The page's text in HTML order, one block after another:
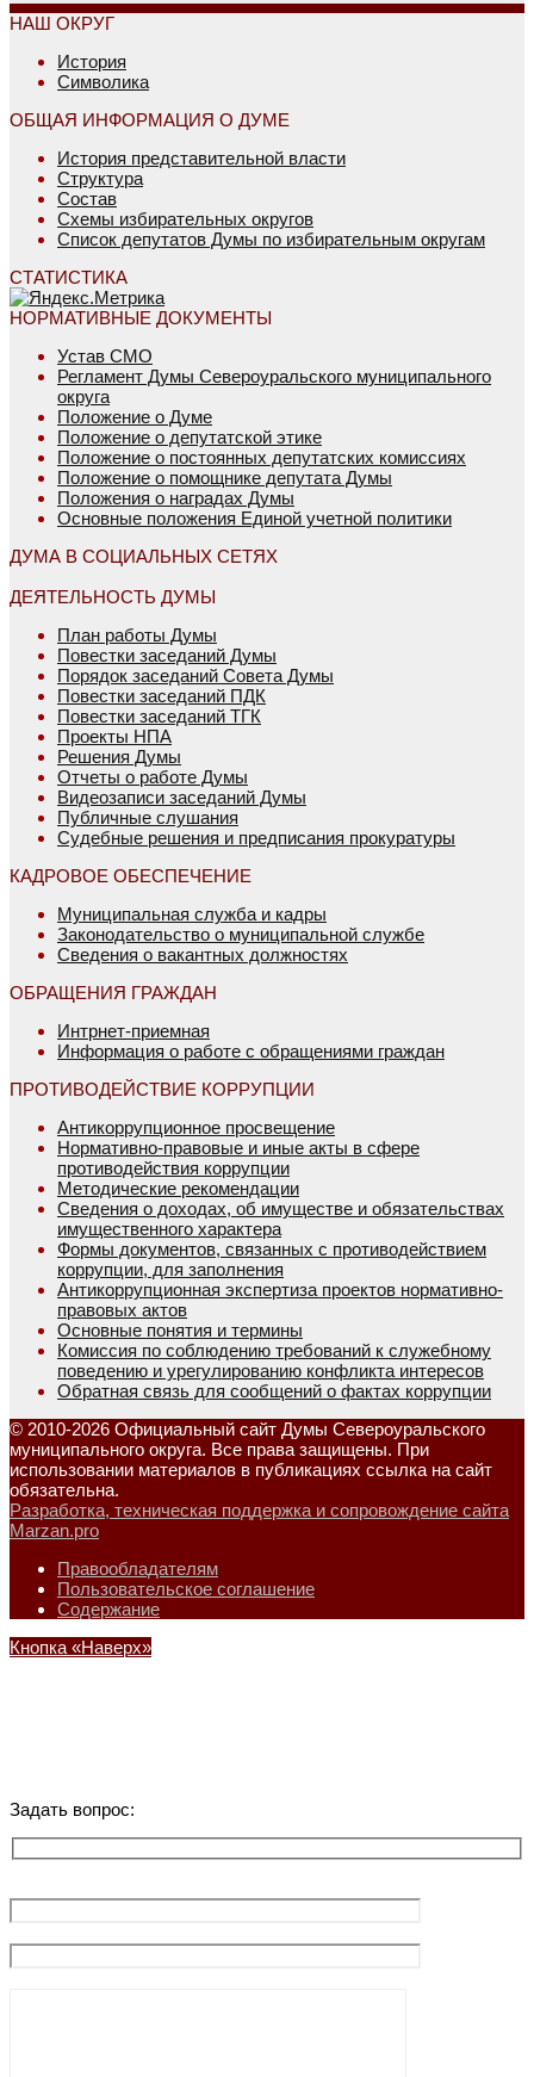
НАШ ОКРУГ
История
Символика
ОБЩАЯ ИНФОРМАЦИЯ О ДУМЕ
История представительной власти
Структура
Состав
Схемы избирательных округов
Список депутатов Думы по избирательным округам
СТАТИСТИКА
НОРМАТИВНЫЕ ДОКУМЕНТЫ
Устав СМО
Регламент Думы Североуральского муниципального
округа
Положение о Думе
Положение о депутатской этике
Положение о постоянных депутатских комиссиях
Положение о помощнике депутата Думы
Положения о наградах Думы
Основные положения Единой учетной политики
ДУМА В СОЦИАЛЬНЫХ СЕТЯХ
ДЕЯТЕЛЬНОСТЬ ДУМЫ
План работы Думы
Повестки заседаний Думы
Порядок заседаний Совета Думы
Повестки заседаний ПДК
Повестки заседаний ТГК
Проекты НПА
Решения Думы
Отчеты о работе Думы
Видеозаписи заседаний Думы
Публичные слушания
Судебные решения и предписания прокуратуры
КАДРОВОЕ ОБЕСПЕЧЕНИЕ
Муниципальная служба и кадры
Законодательство о муниципальной службе
Сведения о вакантных должностях
ОБРАЩЕНИЯ ГРАЖДАН
Интрнет-приемная
Информация о работе с обращениями граждан
ПРОТИВОДЕЙСТВИЕ КОРРУПЦИИ
Антикоррупционное просвещение
Нормативно-правовые и иные акты в сфере
противодействия коррупции
Методические рекомендации
Сведения о доходах, об имуществе и обязательствах
имущественного характера
Формы документов, связанных с противодействием
коррупции, для заполнения
Антикоррупционная экспертиза проектов нормативно-
правовых актов
Основные понятия и термины
Комиссия по соблюдению требований к служебному
поведению и урегулированию конфликта интересов
Обратная связь для сообщений о фактах коррупции
© 2010-2026 Официальный сайт Думы Североуральского
муниципального округа. Все права защищены. При
использовании материалов в публикациях ссылка на сайт
обязательна.
Разработка, техническая поддержка и сопровождение сайта
Marzan.pro
Правообладателям
Пользовательское соглашение
Содержание
Кнопка «Наверх»
Задать вопрос: